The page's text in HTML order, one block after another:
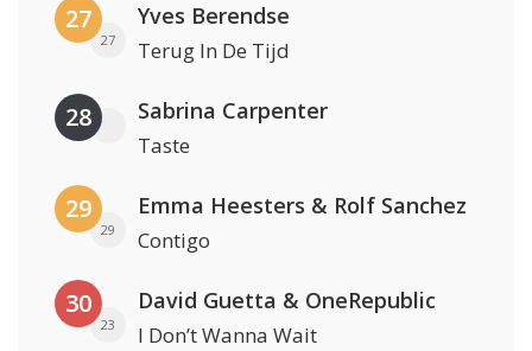
27
27
Yves Berendse
Terug In De Tijd
28 Sabrina Carpenter
Taste
29
29
Emma Heesters & Rolf Sanchez
Contigo
30
23
David Guetta & OneRepublic
I Don’t Wanna Wait